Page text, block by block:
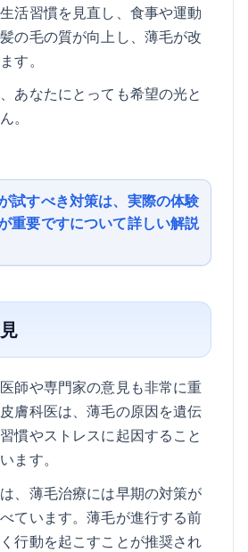
活習慣を見直し、食事や運動
の毛の質が向上し、薄毛が改
す。
あなたにとっても希望の光と
。
試すべき対策は、実際の体験
重要ですについて詳しい解説
師や専門家の意見も非常に重
膚科医は、薄毛の原因を遺伝
慣やストレスに起因すること
ます。
、薄毛治療には早期の対策が
ています。薄毛が進行する前
行動を起こすことが推奨され